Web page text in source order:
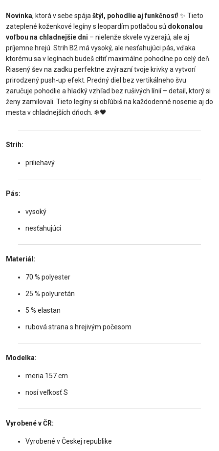
Novinka, ktorá v sebe spája štýl, pohodlie aj funkčnosť! ✨ Tieto
zateplené koženkové legíny s leopardím potlačou sú dokonalou
voľbou na chladnejšie dni – nielenže skvele vyzerajú, ale aj
príjemne hrejú. Strih B2 má vysoký, ale nesťahujúci pás, vďaka
ktorému sa v legínach budeš cítiť maximálne pohodlne po celý deň.
Riasený šev na zadku perfektne zvýrazní tvoje krivky a vytvorí
prirodzený push-up efekt. Predný diel bez vertikálneho švu
zaručuje pohodlie a hladký vzhľad bez rušivých línií – detail, ktorý si
ženy zamilovali. Tieto legíny si obľúbiš na každodenné nosenie aj do
mesta v chladnejších dňoch. ❄🖤
Strih:
priliehavý
Pás:
vysoký
nesťahujúci
Materiál:
70 % polyester
25 % polyuretán
5 % elastan
rubová strana s hrejivým počesom
Modelka:
meria 157 cm
nosí veľkosť S
Vyrobené v ČR:
Vyrobené v Českej republike